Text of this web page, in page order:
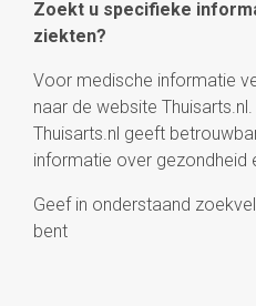
Zoekt u specifieke
ziekten?
Voor medische informatie
naar de website Thuisarts.nl.
Thuisarts.nl geeft
informatie over gezondheid
Geef in onderstaand
bent